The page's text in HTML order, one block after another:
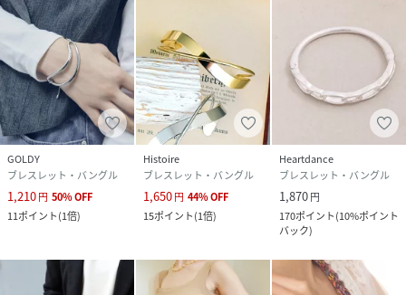
GOLDY
ブレスレット・バングル
1,210円 50%OFF
11ポイント(1倍)
Histoire
ブレスレット・バングル
1,650円 44%OFF
15ポイント(1倍)
Heartdance
ブレスレット・バングル
1,870円
170ポイント(10%ポイント
バック)